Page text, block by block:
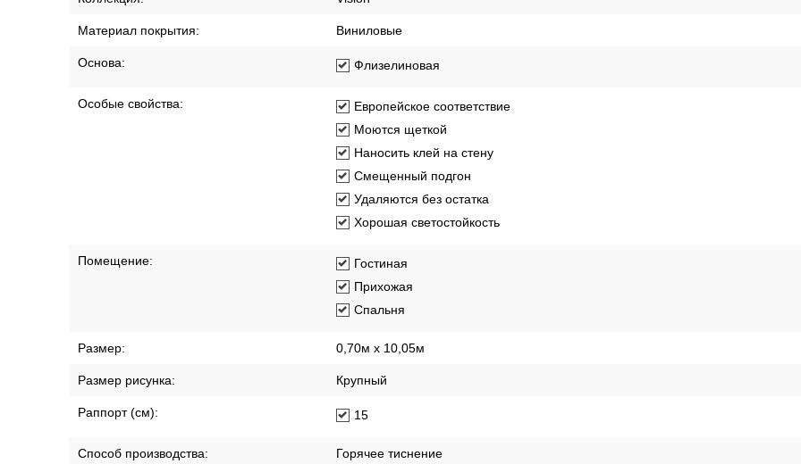
Материал покрытия: Виниловые
Основа: Флизелиновая
Особые свойства:
Европейское соответствие
Моются щеткой
Наносить клей на стену
Смещенный подгон
Удаляются без остатка
Хорошая светостойкость
Помещение:
Гостиная
Прихожая
Спальня
Размер: 0,70м x 10,05м
Размер рисунка: Крупный
Раппорт (см): 15
Способ производства: Горячее тиснение